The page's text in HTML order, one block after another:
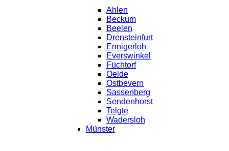
Ahlen
Beckum
Beelen
Drensteinfurt
Ennigerloh
Everswinkel
Füchtorf
Oelde
Ostbevern
Sassenberg
Sendenhorst
Telgte
Wadersloh
Münster